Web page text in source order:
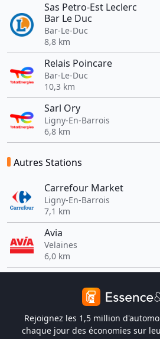
Sas Petro-Est Leclerc
Bar Le Duc
Bar-Le-Duc
8,8 km
Relais Poincare
Bar-Le-Duc
10,3 km
Sarl Ory
Ligny-En-Barrois
6,8 km
Autres Stations
Carrefour Market
Ligny-En-Barrois
7,1 km
Avia
Velaines
6,0 km
Rejoignez les 1,5 million
chaque jour des économies sur